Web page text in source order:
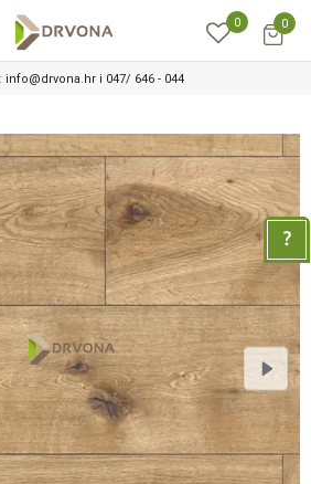
0 0
info@drvona.hr i 047/ 646 - 044